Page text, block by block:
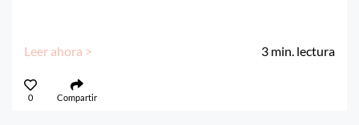
Leer ahora > 3 min. lectura
0 Compartir